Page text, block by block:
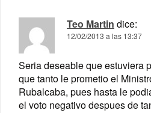
Teo Martin dice:
12/02/2013 a las 13:37
Seria deseable que estuviera
que tanto le prometio el
Rubalcaba, pues hasta le
el voto negativo despues de